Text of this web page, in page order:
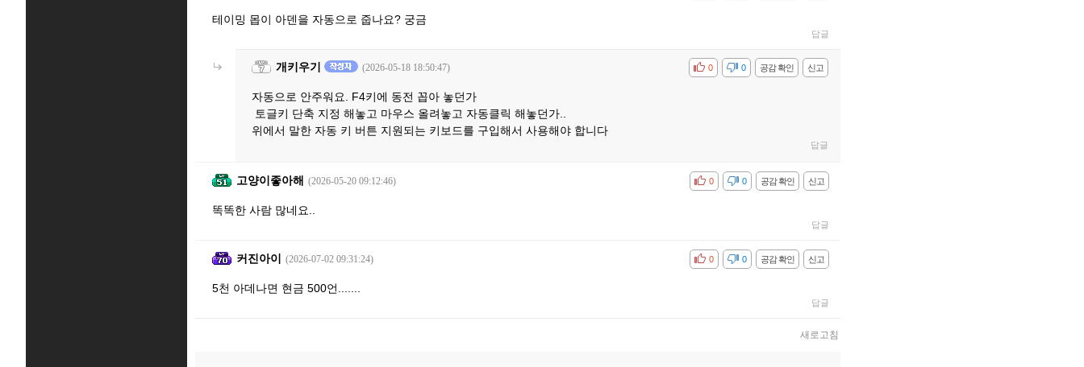
테이밍 몹이 아덴을 자동으로 줍나요? 궁금
답글
개키우기 (2026-05-18 18:50:47) 신고
공감 확인
비공감 0
0
자동으로 안주워요. F4키에 동전 꼽아 놓던가
토글키 단축 지정 해놓고 마우스 올려놓고 자동클릭 해놓던가..
위에서 말한 자동 키 버튼 지원되는 키보드를 구입해서 사용해야 합니다
답글
고양이좋아해 (2026-05-20 09:12:46) 신고
공감 확인
비공감 0
0
똑똑한 사람 많네요..
답글
커진아이 (2026-07-02 09:31:24) 신고
공감 확인
비공감 0
0
5천 아데나면 현금 500언.......
답글
새로고침